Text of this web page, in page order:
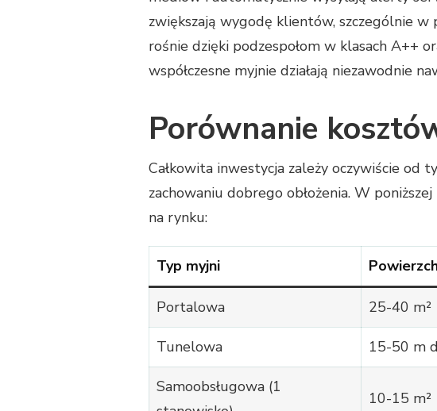
zwiększają wygodę klientów, szczególnie
rośnie dzięki podzespołom w klasach A++
współczesne myjnie działają niezawodnie
Porównanie
Całkowita inwestycja zależy oczywiście od
zachowaniu dobrego obłożenia. W
na rynku:
Typ myjni
Portalowa 25-40 m²
Tunelowa 15-50 m
Samoobsługowa (1
10-15 m²